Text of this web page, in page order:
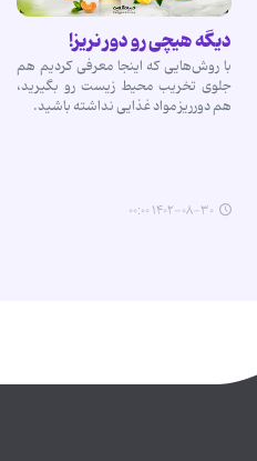
دیگه هیچی رو دور نریز!
با روش‌هایی که اینجا معرفی کردیم هم
جلوی تخریب محیط زیست رو بگیرید،
هم دورریز مواد غذایی نداشته باشید.
۱۴۰۲-۰۸-۳۰ ۰۰:۰۰